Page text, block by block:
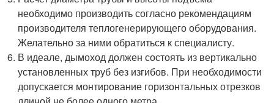
необходимо производить согласно рекомендациям
производителя теплогенерирующего оборудования.
Желательно за ними обратиться к специалисту.
В идеале, дымоход должен состоять из вертикально
установленных труб без изгибов. При необходимости
допускается монтирование горизонтальных отрезков